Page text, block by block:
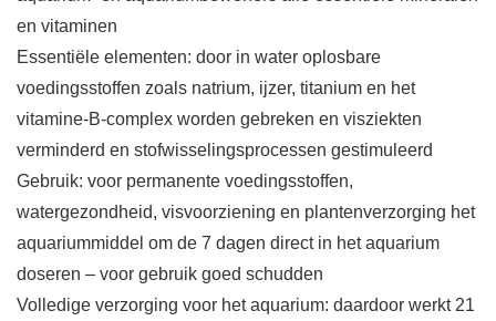
en vitaminen
Essentiële elementen: door in water oplosbare
voedingsstoffen zoals natrium, ijzer, titanium en het
vitamine-B-complex worden gebreken en visziekten
verminderd en stofwisselingsprocessen gestimuleerd
Gebruik: voor permanente voedingsstoffen,
watergezondheid, visvoorziening en plantenverzorging het
aquariummiddel om de 7 dagen direct in het aquarium
doseren – voor gebruik goed schudden
Volledige verzorging voor het aquarium: daardoor werkt 21